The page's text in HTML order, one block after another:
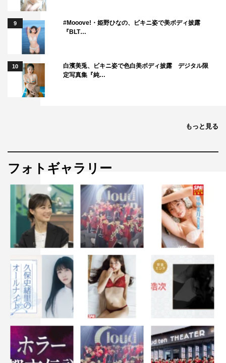
9
#Mooove!・姫野ひなの、ビキニ姿で美ボディ披露
『BLT…
10
白濱美兎、ビキニ姿で色白美ボディ披露 デジタル限
定写真集『純…
もっと見る
フォトギャラリー